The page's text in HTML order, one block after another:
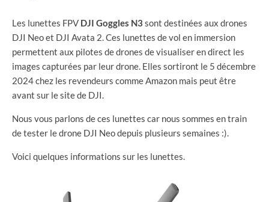
Les lunettes FPV DJI Goggles N3 sont destinées aux drones
DJI Neo et DJI Avata 2. Ces lunettes de vol en immersion
permettent aux pilotes de drones de visualiser en direct les
images capturées par leur drone. Elles sortiront le 5 décembre
2024 chez les revendeurs comme Amazon mais peut être
avant sur le site de DJI.
Nous vous parlons de ces lunettes car nous sommes en train
de tester le drone DJI Neo depuis plusieurs semaines :).
Voici quelques informations sur les lunettes.